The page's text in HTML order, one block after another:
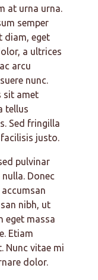
at urna urna.
semper
diam, eget
a ultrices
arcu
nunc.
sit amet
tellus
Sed fringilla
justo.
pulvinar
Donec
nibh, ut
eget massa
Etiam
Nunc vitae mi
dolor.